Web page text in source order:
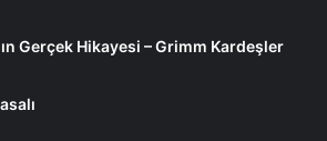
Gerçek Hikayesi – Grimm Kardeşler